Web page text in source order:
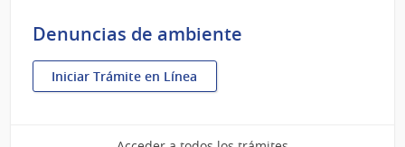
de
Domicilio
Denuncias de ambiente
Iniciar Trámite en Línea
Denuncias